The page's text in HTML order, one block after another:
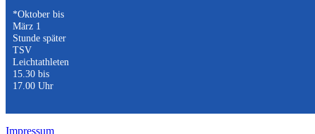
*Oktober bis
März 1
Stunde später
TSV
Leichtathleten
15.30 bis
17.00 Uhr
Impressum